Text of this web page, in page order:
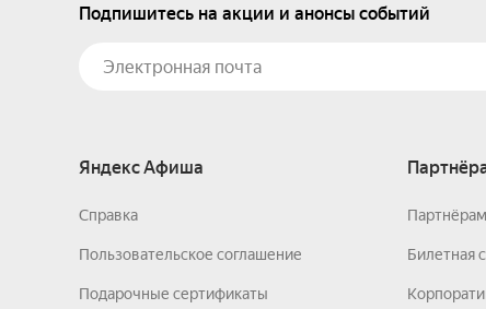
Подпишитесь на акции и анонсы событий
Яндекс Афиша
Справка
Пользовательское соглашение
Подарочные сертификаты
Билетная